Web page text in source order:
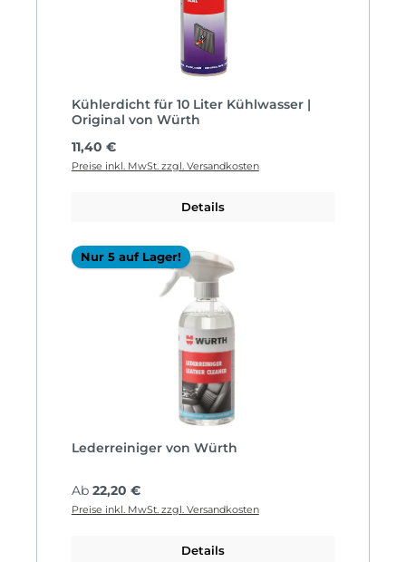
Kühlerdicht für 10 Liter Kühlwasser |
Original von Würth
Regulärer Preis:
11,40 €
Preise inkl. MwSt. zzgl. Versandkosten
Details
Nur 5 auf Lager!
Lederreiniger von Würth
Regulärer Preis:
Ab 22,20 €
Preise inkl. MwSt. zzgl. Versandkosten
Details